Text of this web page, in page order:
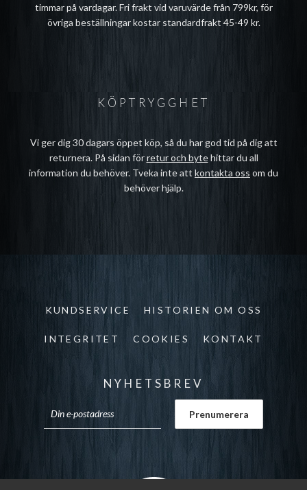
timmar på vardagar. Fri frakt vid varuvärde från 799kr, för
övriga beställningar kostar standardfrakt 45-49 kr.
KÖPTRYGGHET
Vi ger dig 30 dagars öppet köp, så du har god tid på dig att
returnera. På sidan förretur och bytehittar du all
information du behöver. Tveka inte att kontakta oss om du
behöver hjälp.
KUNDSERVICE HISTORIEN OM OSS
INTEGRITET COOKIES KONTAKT
NYHETSBREV